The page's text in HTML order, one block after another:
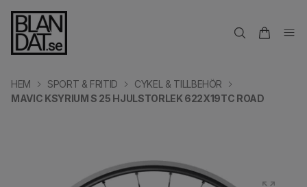
HEM SPORT & FRITID
CYKEL & TILLBEHÖR
MAVIC KSYRIUM S 25 HJULSTORLEK 622X19TC ROAD